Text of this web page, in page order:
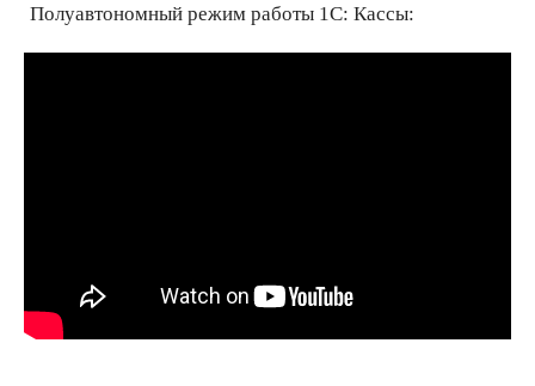
Полуавтономный режим работы 1С: Кассы: